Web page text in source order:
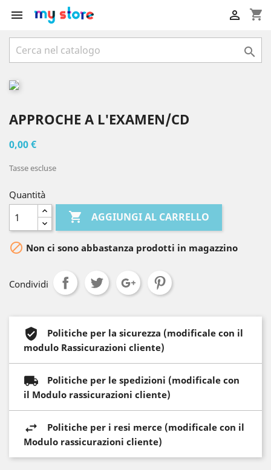
 shopping_cart


APPROCHE A L'EXAMEN/CD
0,00 €
Tasse escluse
Quantità
 AGGIUNGI AL CARRELLO
 Non ci sono abbastanza prodotti in magazzino
Condividi
Politiche per la sicurezza (modificale con il
modulo Rassicurazioni cliente)
Politiche per le spedizioni (modificale con
il Modulo rassicurazioni cliente)
Politiche per i resi merce (modificale con il
Modulo rassicurazioni cliente)